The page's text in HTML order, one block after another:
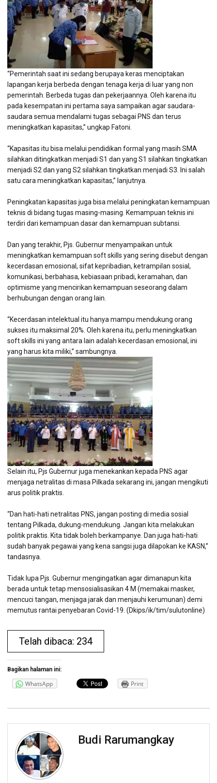
“Pemerintah saat ini sedang berupaya keras menciptakan
lapangan kerja berbeda dengan tenaga kerja di luar yang non
pemerintah. Berbeda tugas dan pekerjaannya. Oleh karena itu
pada kesempatan ini pertama saya sampaikan agar saudara-
saudara semua mendalami tugas sebagai PNS dan terus
meningkatkan kapasitas,” ungkap Fatoni.
“Kapasitas itu bisa melalui pendidikan formal yang masih SMA
silahkan ditingkatkan menjadi S1 dan yang S1 silahkan tingkatkan
menjadi S2 dan yang S2 silahkan tingkatkan menjadi S3. Ini salah
satu cara meningkatkan kapasitas,” lanjutnya.
Peningkatan kapasitas juga bisa melalui peningkatan kemampuan
teknis di bidang tugas masing-masing. Kemampuan teknis ini
terdiri dari kemampuan dasar dan kemampuan subtansi.
Dan yang terakhir, Pjs. Gubernur menyampaikan untuk
meningkatkan kemampuan soft skills yang sering disebut dengan
kecerdasan emosional, sifat kepribadian, ketrampilan sosial,
komunikasi, berbahasa, kebiasaan pribadi, keramahan, dan
optimisme yang mencirikan kemampuan seseorang dalam
berhubungan dengan orang lain.
“Kecerdasan intelektual itu hanya mampu mendukung orang
sukses itu maksimal 20%. Oleh karena itu, perlu meningkatkan
soft skills ini yang antara lain adalah kecerdasan emosional, ini
yang harus kita miliki,” sambungnya.
Selain itu, Pjs Gubernur juga menekankan kepada PNS agar
menjaga netralitas di masa Pilkada sekarang ini, jangan mengikuti
arus politik praktis.
“Dan hati-hati netralitas PNS, jangan posting di media sosial
tentang Pilkada, dukung-mendukung. Jangan kita melakukan
politik praktis. Kita tidak boleh berkampanye. Dan juga hati-hati
sudah banyak pegawai yang kena sangsi juga dilapokan ke KASN,”
tandasnya.
Tidak lupa Pjs. Gubernur mengingatkan agar dimanapun kita
berada untuk tetap mensosialisasikan 4 M (memakai masker,
mencuci tangan, menjaga jarak dan menjauhi kerumunan) demi
memutus rantai penyebaran Covid-19. (Dkips/ik/tim/sulutonline)
Telah dibaca: 234
Bagikan halaman ini:
WhatsApp Print
Budi Rarumangkay